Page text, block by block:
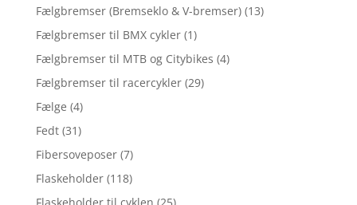
Fælgbremser (Bremseklo & V-bremser) (13)
Fælgbremser til BMX cykler (1)
Fælgbremser til MTB og Citybikes (4)
Fælgbremser til racercykler (29)
Fælge (4)
Fedt (31)
Fibersoveposer (7)
Flaskeholder (118)
Flaskeholder til cyklen (25)